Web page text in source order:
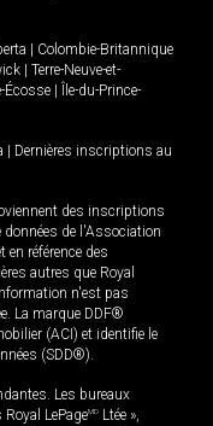
Colombie-Britannique
Terre-Neuve-et-
Écosse
Île-du-Prince-
Dernières inscriptions au
des inscriptions
de l'Association
référence des
autres que Royal
n'est pas
La marque DDF®
(ACI) et identifie le
(SDD®).
Les bureaux
LePageMD Ltée »,